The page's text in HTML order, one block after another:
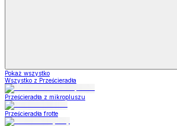
Pokaż wszystko
Wszystko z Prześcieradła
Prześcieradła z mikropluszu
Prześcieradła frotte